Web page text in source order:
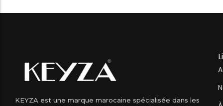
KEYZA est une marque marocaine spécialisée dans les